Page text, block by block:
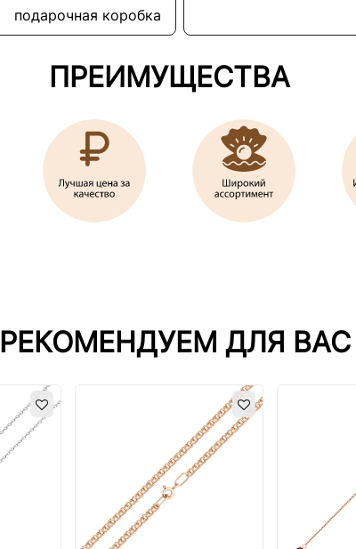
подарочная коробка
ПРЕИМУЩЕСТВА
РЕКОМЕНДУЕМ ДЛЯ ВАС